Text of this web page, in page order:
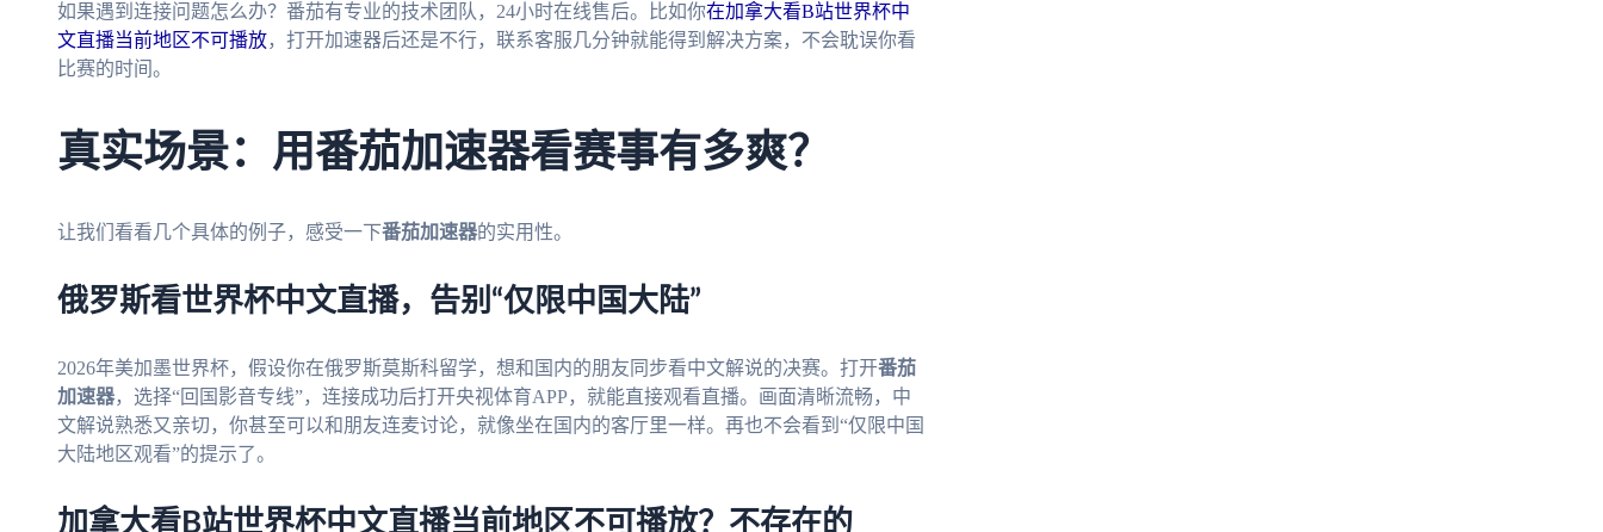
如果遇到连接问题怎么办？番茄有专业的技术团队，24小时在线售后。比如你在加拿大看B站世界杯中
文直播当前地区不可播放，打开加速器后还是不行，联系客服几分钟就能得到解决方案，不会耽误你看
比赛的时间。
真实场景：用番茄加速器看赛事有多爽？
让我们看看几个具体的例子，感受一下番茄加速器的实用性。
俄罗斯看世界杯中文直播，告别“仅限中国大陆”
2026年美加墨世界杯，假设你在俄罗斯莫斯科留学，想和国内的朋友同步看中文解说的决赛。打开番茄
加速器，选择“回国影音专线”，连接成功后打开央视体育APP，就能直接观看直播。画面清晰流畅，中
文解说熟悉又亲切，你甚至可以和朋友连麦讨论，就像坐在国内的客厅里一样。再也不会看到“仅限中国
大陆地区观看”的提示了。
加拿大看B站世界杯中文直播当前地区不可播放？不存在的